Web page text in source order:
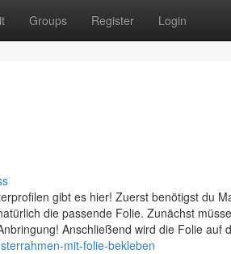
Groups Register Login
gibt es hier! Zuerst benötigst du
die passende Folie. Zunächst
Anschließend wird die Folie auf
mit-folie-bekleben